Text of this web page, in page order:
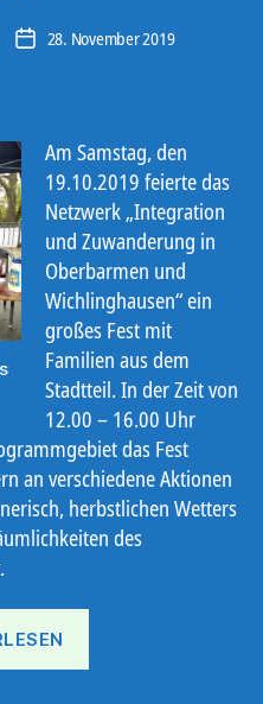
Veröffentlichungsdatum
28. November 2019
Am Samstag, den
19.10.2019 feierte das
Netzwerk „Integration
und Zuwanderung in
Oberbarmen und
Wichlinghausen“ ein
großes Fest mit
Familien aus dem
Stadtteil. In der Zeit von
12.00 – 16.00 Uhr
das Fest
an verschiedene Aktionen
herbstlichen Wetters
des